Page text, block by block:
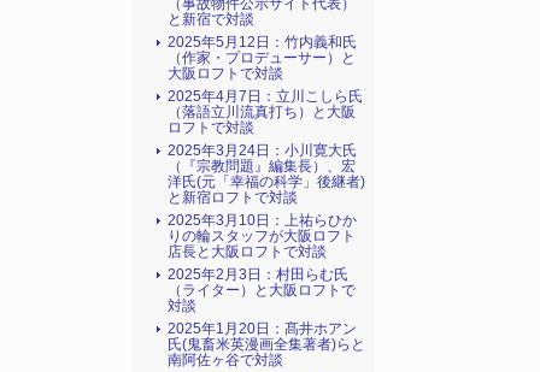
（事故物件公示サイト代表）
と新宿で対談
2025年5月12日：竹内義和氏
（作家・プロデューサー）と
大阪ロフトで対談
2025年4月7日：立川こしら氏
（落語立川流真打ち）と大阪
ロフトで対談
2025年3月24日：小川寛大氏
（『宗教問題』編集長）、宏
洋氏(元「幸福の科学」後継者)
と新宿ロフトで対談
2025年3月10日：上祐らひか
りの輪スタッフが大阪ロフト
店長と大阪ロフトで対談
2025年2月3日：村田らむ氏
（ライター）と大阪ロフトで
対談
2025年1月20日：髙井ホアン
氏(鬼畜米英漫画全集著者)らと
南阿佐ヶ谷で対談